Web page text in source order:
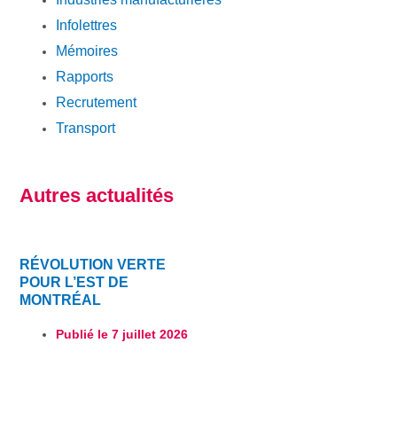
Infolettres
Mémoires
Rapports
Recrutement
Transport
Autres actualités
RÉVOLUTION VERTE
POUR L’EST DE
MONTRÉAL
Publié le 7 juillet 2026